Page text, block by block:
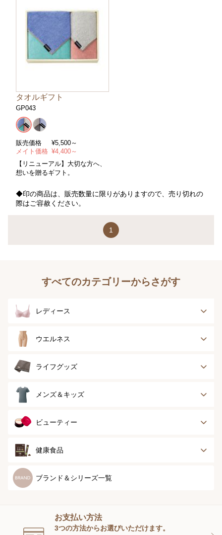
タオルギフト
GP043
販売価格 ¥5,500～
メイト価格 ¥4,400～
【リニューアル】大切な方へ、
想いを贈るギフト。
◆印の商品は、販売数量に限りがありますので、売り切れの
際はご容赦ください。
1
すべてのカテゴリーからさがす
レディース
ブラジャー
ボディースーツ
ランジェリー
イツ
ウエルネス
健康サポート
スポーツ
ライフグッズ
アウター
グッズ
メンズ＆キッズ
メンズトップ
メンズソックス
ビューティー
スキンケア
スペシャルケア
スキンケアグッズ
健康食品
健康食品
ブランド＆シリーズ一覧
お支払い方法
3つの方法からお選びいただけます。